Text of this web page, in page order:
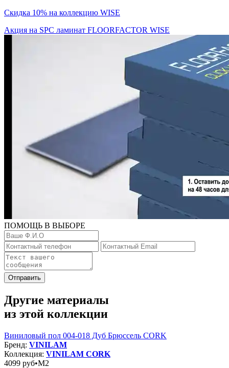
Скидка 10% на коллекцию WISE
Акция на SPC ламинат FLOORFACTOR WISE
ПОМОЩЬ В ВЫБОРЕ
Отправить
Другие материалы
из этой коллекции
Виниловый пол 004-018 Дуб Брюссель CORK
Бренд: VINILAM
Коллекция: VINILAM CORK
4099 руб•M2